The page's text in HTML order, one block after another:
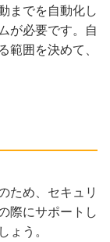
までを自動化し
が必要です。自
囲を決めて、
ため、セキュリ
際にサポートし
ょう。